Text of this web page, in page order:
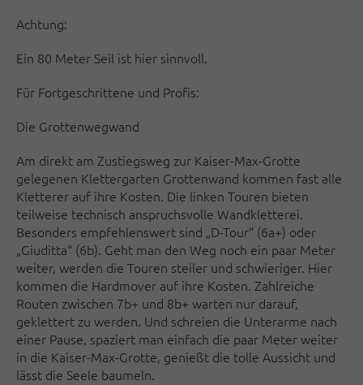
Achtung:
Ein 80 Meter Seil ist hier sinnvoll.
Für Fortgeschrittene und Profis:
Die Grottenwegwand
Am direkt am Zustiegsweg zur Kaiser-Max-Grotte
gelegenen Klettergarten Grottenwand kommen fast alle
Kletterer auf ihre Kosten. Die linken Touren bieten
teilweise technisch anspruchsvolle Wandkletterei.
Besonders empfehlenswert sind „D-Tour“ (6a+) oder
„Giuditta“ (6b). Geht man den Weg noch ein paar Meter
weiter, werden die Touren steiler und schwieriger. Hier
kommen die Hardmover auf ihre Kosten. Zahlreiche
Routen zwischen 7b+ und 8b+ warten nur darauf,
geklettert zu werden. Und schreien die Unterarme nach
einer Pause, spaziert man einfach die paar Meter weiter
in die Kaiser-Max-Grotte, genießt die tolle Aussicht und
lässt die Seele baumeln.